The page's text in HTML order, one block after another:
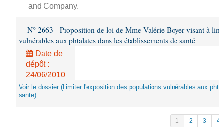
and Company.
N° 2663 - Proposition de loi de Mme Valérie Boyer visant à
vulnérables aux phtalates dans les établissements de santé
Date de
dépôt :
24/06/2010
Voir le dossier (Limiter l'exposition des populations vulnérables aux
santé)
1 2 3